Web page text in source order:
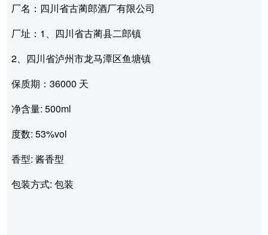
厂名：四川省古蔺郎酒厂有限公司
厂址：1、四川省古蔺县二郎镇
2、四川省泸州市龙马潭区鱼塘镇
保质期：36000 天
净含量: 500ml
度数: 53%vol
香型: 酱香型
包装方式: 包装